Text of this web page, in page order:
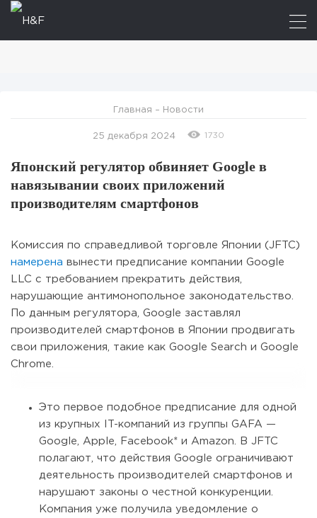
Главная – Новости
25 декабря 2024 1730
Японский регулятор обвиняет Google в
навязывании своих приложений
производителям смартфонов
Комиссия по справедливой торговле Японии (JFTC)
намерена вынести предписание компании Google
LLC с требованием прекратить действия,
нарушающие антимонопольное законодательство.
По данным регулятора, Google заставлял
производителей смартфонов в Японии продвигать
свои приложения, такие как Google Search и Google
Chrome.
Это первое подобное предписание для одной
из крупных IT-компаний из группы GAFA —
Google, Apple, Facebook* и Amazon. В JFTC
полагают, что действия Google ограничивают
деятельность производителей смартфонов и
нарушают законы о честной конкуренции.
Компания уже получила уведомление о